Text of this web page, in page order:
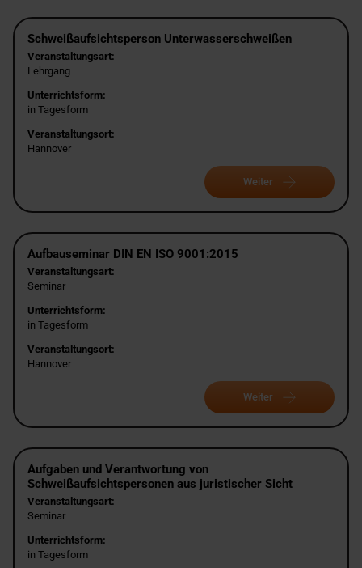
Schweißaufsichtsperson Unterwasserschweißen
Veranstaltungsart:
Lehrgang
Unterrichtsform:
in Tagesform
Veranstaltungsort:
Hannover
Weiter
Aufbauseminar DIN EN ISO 9001:2015
Veranstaltungsart:
Seminar
Unterrichtsform:
in Tagesform
Veranstaltungsort:
Hannover
Weiter
Aufgaben und Verantwortung von
Schweißaufsichtspersonen aus juristischer Sicht
Veranstaltungsart:
Seminar
Unterrichtsform:
in Tagesform